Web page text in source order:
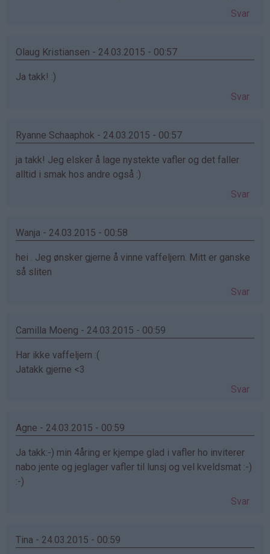
Svar
Olaug Kristiansen - 24.03.2015 - 00:57
Ja takk! :)
Svar
Ryanne Schaaphok - 24.03.2015 - 00:57
ja takk! Jeg elsker å lage nystekte vafler og det faller
alltid i smak hos andre også :)
Svar
Wanja - 24.03.2015 - 00:58
hei . Jeg ønsker gjerne å vinne vaffeljern. Mitt er ganske
så sliten
Svar
Camilla Moeng - 24.03.2015 - 00:59
Har ikke vaffeljern :(
Jatakk gjerne <3
Svar
Agne - 24.03.2015 - 00:59
Ja takk:-) min 4åring er kjempe glad i vafler ho inviterer
nabo jente og jeglager vafler til lunsj og vel kveldsmat :-)
:-)
Svar
Tina - 24.03.2015 - 00:59